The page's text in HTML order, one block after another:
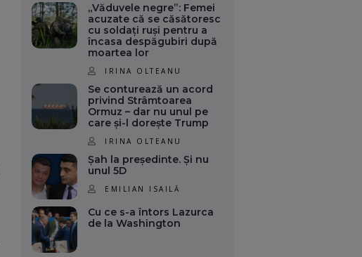
„Văduvele negre”: Femei
acuzate că se căsătoresc
cu soldați ruși pentru a
încasa despăgubiri după
moartea lor
IRINA OLTEANU
Se conturează un acord
privind Strâmtoarea
Ormuz – dar nu unul pe
care și-l dorește Trump
IRINA OLTEANU
Șah la președinte. Și nu
unul 5D
EMILIAN ISAILĂ
Cu ce s-a întors Lazurca
de la Washington